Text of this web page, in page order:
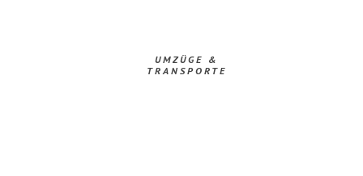
UMZÜGE &
TRANSPORTE